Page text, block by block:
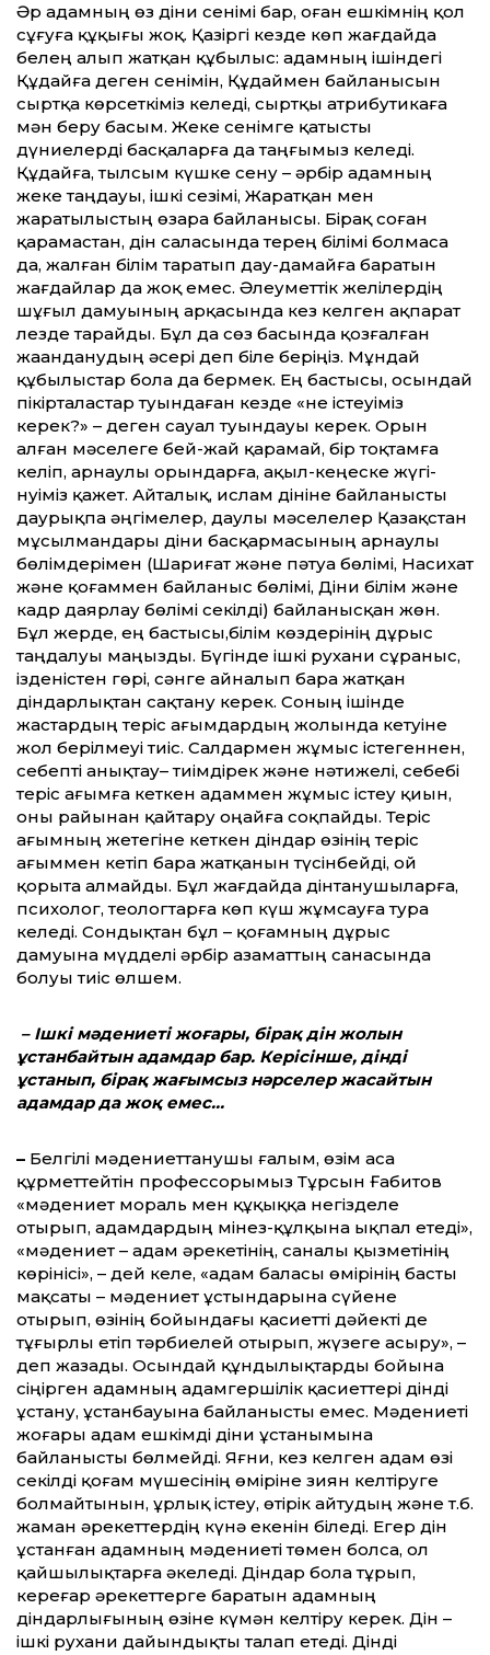
Әр адамның өз діни сенімі бар, оған ешкімнің қол
сұғуға құқығы жоқ. Қазіргі кезде көп жағдайда
белең алып жатқан құбылыс: адамның ішіндегі
Құдайға деген сенімін, Құдаймен байланысын
сыртқа көрсеткіміз келеді, сыртқы атрибутикаға
мән беру басым. Жеке сенімге қатысты
дүниелерді басқаларға да таңғымыз келеді.
Құдайға, тылсым күшке сену – әрбір адамның
жеке таңдауы, ішкі сезімі, Жаратқан мен
жаратылыстың өзара байланысы. Бірақ соған
қарамастан, дін саласында терең білімі болмаса
да, жалған білім таратып дау-дамайға баратын
жағдайлар да жоқ емес. Әлеуметтік желілердің
шұғыл дамуының арқасында кез келген ақпарат
лезде тарайды. Бұл да сөз басында қозғалған
жаһанданудың әсері деп біле беріңіз. Мұндай
құбылыстар бола да бермек. Ең бастысы, осындай
пікірталастар туындаған кезде «не істеуіміз
керек?» – деген сауал туындауы керек. Орын
алған мәселеге бей-жай қара­май, бір тоқтамға
келіп, арнаулы орындарға, ақыл-кеңеске жүгі­
нуіміз қажет. Айталық, ислам дініне байланысты
даурықпа әңгімелер, даулы мәселелер Қазақстан
мұсылмандары діни басқармасының арнаулы
бөлім­дерімен (Шариғат және пәтуа бөлімі, Насихат
және қоғаммен байланыс бөлімі, Діни білім және
кадр даярлау бөлімі секілді) байланысқан жөн.
Бұл жерде, ең бастысы,білім көздерінің дұрыс
таңдалуы маңызды. Бүгінде ішкі рухани сұраныс,
ізденістен гөрі, сәнге айналып бара жатқан
діндарлықтан сақтану керек. Соның ішінде
жастардың теріс ағымдардың жолында кетуіне
жол берілмеуі тиіс. Салдармен жұмыс істегеннен,
себепті анықтау– тиімдірек және нәтижелі, себебі
теріс ағымға кеткен адаммен жұмыс істеу қиын,
оны райынан қайтару оңайға соқпайды. Теріс
ағымның жетегіне кеткен діндар өзінің теріс
ағыммен кетіп бара жатқанын түсінбейді, ой
қорыта алмайды. Бұл жағдайда дінтанушыларға,
психолог, тео­лог­тарға көп күш жұмсауға тура
келеді. Сондықтан бұл – қоғам­ның дұрыс
дамуына мүдделі әрбір азаматтың санасында
болуы тиіс өлшем.
– Ішкі мәдениеті жоғары, бірақ дін жолын
ұстанбайтын адамдар бар. Керісінше, дінді
ұстанып, бірақ жағымсыз нәрселер жасайтын
адамдар да жоқ емес…
– Белгілі мәдениеттанушы ғалым, өзім аса
құрметтейтін профессорымыз Тұрсын Ғабитов
«мәдениет мораль мен құқыққа негізделе
отырып, адамдардың мінез-құлқына ықпал етеді»,
«мәдениет – адам әрекетінің, саналы қызметінің
көрінісі», – дей келе, «адам баласы өмірінің басты
мақсаты – мәдениет ұстындарына сүйене
отырып, өзінің бойындағы қасиетті дәйекті де
тұғырлы етіп тәрбиелей отырып, жүзеге асыру», –
деп жазады. Осындай құндылықтарды бойына
сіңірген адамның адамгершілік қасиеттері дінді
ұстану, ұстанбауына байланысты емес. Мәдениеті
жоғары адам ешкімді діни ұстанымына
байланысты бөлмейді. Яғни, кез келген адам өзі
секілді қо­ғам мүшесінің өміріне зиян келтіруге
болмайтынын, ұрлық істеу, өтірік айтудың және т.б.
жаман әрекеттердің күнә екенін біледі. Егер дін
ұстанған адам­ның мәдениеті төмен болса, ол
қайшылықтарға әкеледі. Діндар бола тұрып,
кереғар әрекеттерге баратын адамның
діндарлығының өзіне күмән келтіру керек. Дін –
ішкі рухани дайындықты талап етеді. Дінді